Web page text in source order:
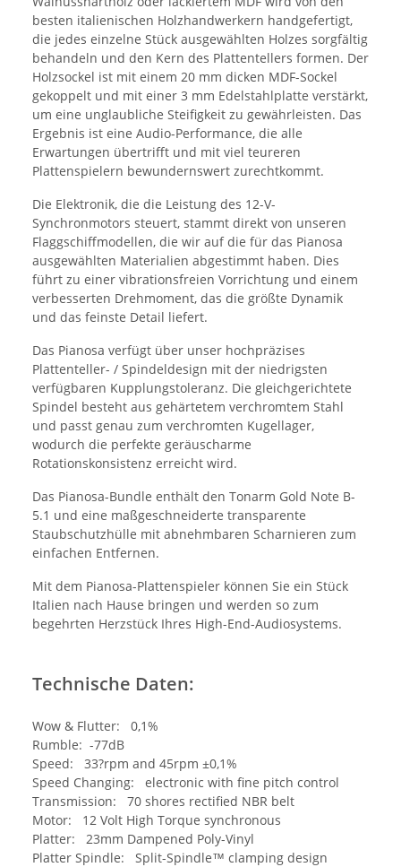
besten italienischen Holzhandwerkern handgefertigt,
die jedes einzelne Stück ausgewählten Holzes sorgfältig
behandeln und den Kern des Plattentellers formen. Der
Holzsockel ist mit einem 20 mm dicken MDF-Sockel
gekoppelt und mit einer 3 mm Edelstahlplatte verstärkt,
um eine unglaubliche Steifigkeit zu gewährleisten. Das
Ergebnis ist eine Audio-Performance, die alle
Erwartungen übertrifft und mit viel teureren
Plattenspielern bewundernswert zurechtkommt.
Die Elektronik, die die Leistung des 12-V-
Synchronmotors steuert, stammt direkt von unseren
Flaggschiffmodellen, die wir auf die für das Pianosa
ausgewählten Materialien abgestimmt haben. Dies
führt zu einer vibrationsfreien Vorrichtung und einem
verbesserten Drehmoment, das die größte Dynamik
und das feinste Detail liefert.
Das Pianosa verfügt über unser hochpräzises
Plattenteller- / Spindeldesign mit der niedrigsten
verfügbaren Kupplungstoleranz. Die gleichgerichtete
Spindel besteht aus gehärtetem verchromtem Stahl
und passt genau zum verchromten Kugellager,
wodurch die perfekte geräuscharme
Rotationskonsistenz erreicht wird.
Das Pianosa-Bundle enthält den Tonarm Gold Note B-
5.1 und eine maßgeschneiderte transparente
Staubschutzhülle mit abnehmbaren Scharnieren zum
einfachen Entfernen.
Mit dem Pianosa-Plattenspieler können Sie ein Stück
Italien nach Hause bringen und werden so zum
begehrten Herzstück Ihres High-End-Audiosystems.
Technische Daten:
Wow & Flutter: 0,1%
Rumble: -77dB
Speed: 33?rpm and 45rpm ±0,1%
Speed Changing: electronic with fine pitch control
Transmission: 70 shores rectified NBR belt
Motor: 12 Volt High Torque synchronous
Platter: 23mm Dampened Poly-Vinyl
Platter Spindle: Split-Spindle™ clamping design